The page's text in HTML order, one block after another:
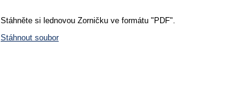
Stáhněte si lednovou Zorničku ve formátu "PDF".
Stáhnout soubor